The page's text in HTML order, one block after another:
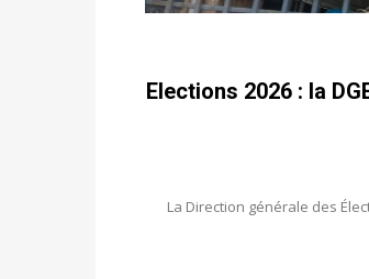
Elections 2026 : la
La Direction générale des